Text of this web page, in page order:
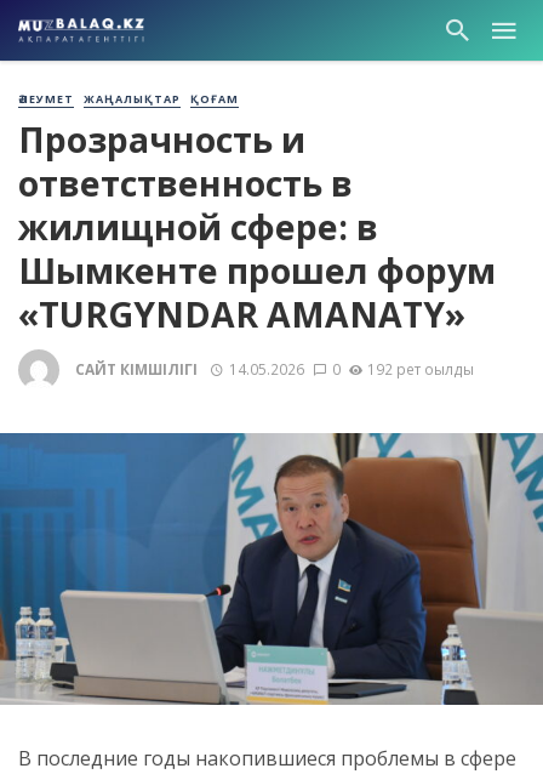
ӘЛЕУМЕТ ЖАҢАЛЫҚТАР ҚОҒАМ
Прозрачность и
ответственность в
жилищной сфере: в
Шымкенте прошел форум
«TURGYNDAR AMANATY»
САЙТ ӘКІМШІЛІГІ 14.05.2026 0 192 рет оқылды
В последние годы накопившиеся проблемы в сфере